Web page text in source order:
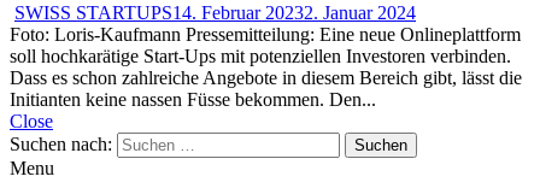
SWISS STARTUPS14. Februar 20232. Januar 2024
Foto: Loris-Kaufmann Pressemitteilung: Eine neue Onlineplattform
soll hochkarätige Start-Ups mit potenziellen Investoren verbinden.
Dass es schon zahlreiche Angebote in diesem Bereich gibt, lässt die
Initianten keine nassen Füsse bekommen. Den...
Close
Suchen nach:
Menu